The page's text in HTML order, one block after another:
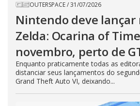
OUTERSPACE/31/07/2026
Nintendo deve lançar
Zelda: Ocarina of
novembro, perto de
Enquanto praticamente todas as
distanciar seus lançamentos do
Grand Theft Auto VI, deixando...